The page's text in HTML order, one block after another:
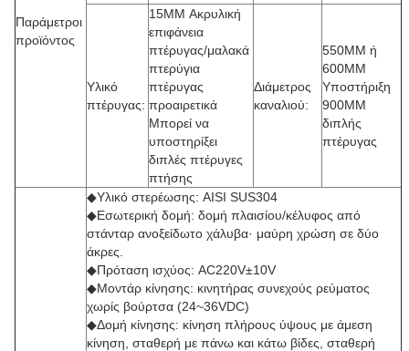
Παράμετροι
προϊόντος
Υλικό
πτέρυγας:
15MM Ακρυλική
επιφάνεια
πτέρυγας/μαλακά
πτερύγια
πτέρυγας
προαιρετικά
Μπορεί να
υποστηρίξει
διπλές πτέρυγες
πτήσης
Διάμετρος
καναλιού:
550MM ή
600MM
Υποστήριξη
900MM
διπλής
πτέρυγας
◆Υλικό στερέωσης: AISI SUS304
◆Εσωτερική δομή: δομή πλαισίου/κέλυφος από
στάνταρ ανοξείδωτο χάλυβα· μαύρη χρώση σε δύο
άκρες.
◆Πρόταση ισχύος: AC220V±10V
◆Μοντάρ κίνησης: κινητήρας συνεχούς ρεύματος
χωρίς βούρτσα (24~36VDC)
◆Δομή κίνησης: κίνηση πλήρους ύψους με άμεση
κίνηση, σταθερή με πάνω και κάτω βίδες, σταθερή